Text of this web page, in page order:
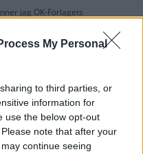
My Personal
to third parties, or
information for
use the below opt-out
note that after your
continue seeing
jag OK-Förlagets
vår papperstidning?
utan kostnad här.